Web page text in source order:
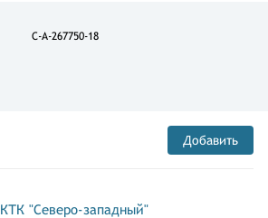
C-A-267750-18
Добавить
КТК "Северо-западный"